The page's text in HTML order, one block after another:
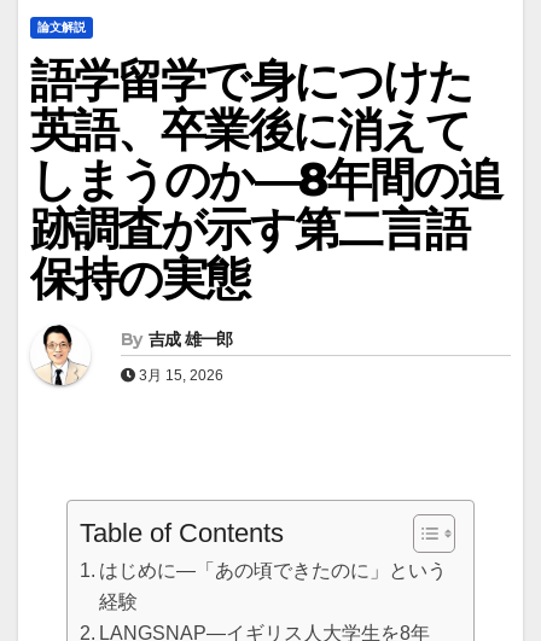
論文解説
語学留学で身につけた
英語、卒業後に消えて
しまうのか―8年間の追
跡調査が示す第二言語
保持の実態
By 吉成 雄一郎
3月 15, 2026
Table of Contents
はじめに―「あの頃できたのに」という
経験
LANGSNAP―イギリス人大学生を8年